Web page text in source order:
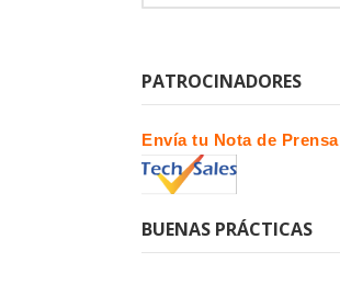
PATROCINADORES
Envía tu Nota de Prensa
BUENAS PRÁCTICAS